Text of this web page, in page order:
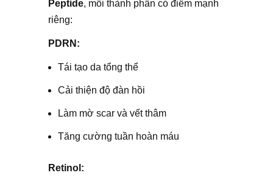
Peptide, mỗi thành phần có điểm mạnh
riêng:
PDRN:
Tái tạo da tổng thể
Cải thiện độ đàn hồi
Làm mờ scar và vết thâm
Tăng cường tuần hoàn máu
Retinol: